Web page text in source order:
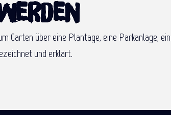
Garten über eine Plantage, eine Parkanlage,
und erklärt.